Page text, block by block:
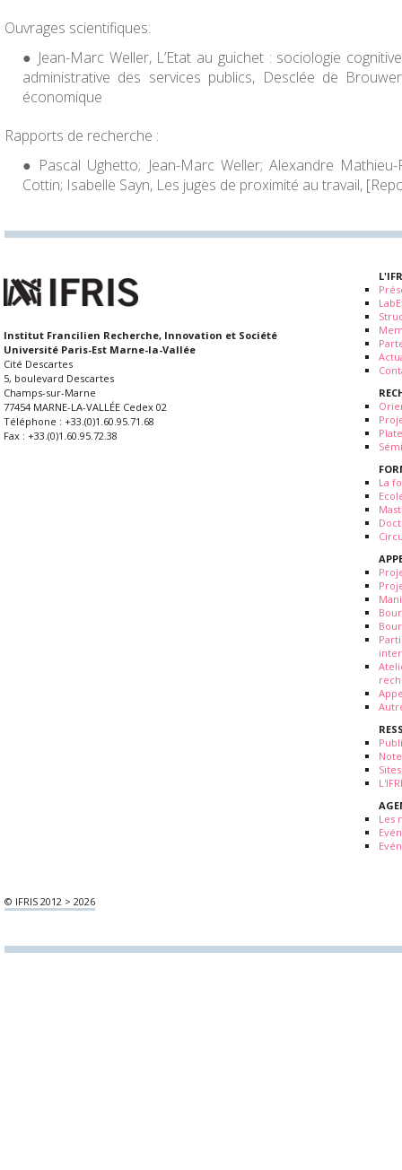
Ouvrages scientifiques:
Jean-Marc Weller, L’Etat au guichet : sociologie
administrative des services publics, Desclée de
économique
Rapports de recherche :
Pascal Ughetto; Jean-Marc Weller; Alexandre
Cottin; Isabelle Sayn, Les juges de proximité au travail,
Institut Francilien Recherche, Innovation et Société
Université Paris-Est Marne-la-Vallée
Cité Descartes
5, boulevard Descartes
Champs-sur-Marne
77454 MARNE-LA-VALLÉE Cedex 02
Téléphone : +33.(0)1.60.95.71.68
Fax : +33.(0)1.60.95.72.38
La
Les
© IFRIS 2012 > 2026